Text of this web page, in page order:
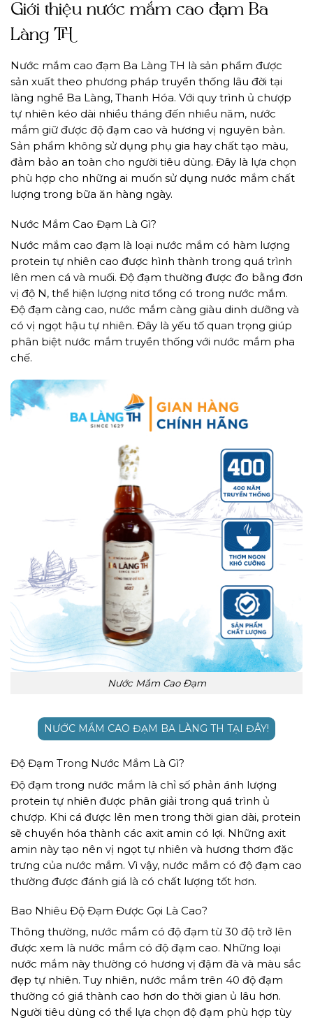
Giới thiệu nước mắm cao đạm Ba
Làng TH
Nước mắm cao đạm Ba Làng TH là sản phẩm được
sản xuất theo phương pháp truyền thống lâu đời tại
làng nghề Ba Làng, Thanh Hóa. Với quy trình ủ chượp
tự nhiên kéo dài nhiều tháng đến nhiều năm, nước
mắm giữ được độ đạm cao và hương vị nguyên bản.
Sản phẩm không sử dụng phụ gia hay chất tạo màu,
đảm bảo an toàn cho người tiêu dùng. Đây là lựa chọn
phù hợp cho những ai muốn sử dụng nước mắm chất
lượng trong bữa ăn hàng ngày.
Nước Mắm Cao Đạm Là Gì?
Nước mắm cao đạm là loại nước mắm có hàm lượng
protein tự nhiên cao được hình thành trong quá trình
lên men cá và muối. Độ đạm thường được đo bằng đơn
vị độ N, thể hiện lượng nitơ tổng có trong nước mắm.
Độ đạm càng cao, nước mắm càng giàu dinh dưỡng và
có vị ngọt hậu tự nhiên. Đây là yếu tố quan trọng giúp
phân biệt nước mắm truyền thống với nước mắm pha
chế.
Nước Mắm Cao Đạm
NƯỚC MẮM CAO ĐẠM BA LÀNG TH TẠI ĐÂY!
Độ Đạm Trong Nước Mắm Là Gì?
Độ đạm trong nước mắm là chỉ số phản ánh lượng
protein tự nhiên được phân giải trong quá trình ủ
chượp. Khi cá được lên men trong thời gian dài, protein
sẽ chuyển hóa thành các axit amin có lợi. Những axit
amin này tạo nên vị ngọt tự nhiên và hương thơm đặc
trưng của nước mắm. Vì vậy, nước mắm có độ đạm cao
thường được đánh giá là có chất lượng tốt hơn.
Bao Nhiêu Độ Đạm Được Gọi Là Cao?
Thông thường, nước mắm có độ đạm từ 30 độ trở lên
được xem là nước mắm có độ đạm cao. Những loại
nước mắm này thường có hương vị đậm đà và màu sắc
đẹp tự nhiên. Tuy nhiên, nước mắm trên 40 độ đạm
thường có giá thành cao hơn do thời gian ủ lâu hơn.
Người tiêu dùng có thể lựa chọn độ đạm phù hợp tùy